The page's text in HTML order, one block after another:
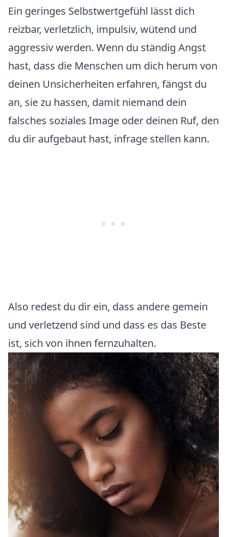
Ein geringes Selbstwertgefühl lässt dich
reizbar, verletzlich, impulsiv, wütend und
aggressiv werden. Wenn du ständig Angst
hast, dass die Menschen um dich herum von
deinen Unsicherheiten erfahren, fängst du
an, sie zu hassen, damit niemand dein
falsches soziales Image oder deinen Ruf, den
du dir aufgebaut hast, infrage stellen kann.
Also redest du dir ein, dass andere gemein
und verletzend sind und dass es das Beste
ist, sich von ihnen fernzuhalten.